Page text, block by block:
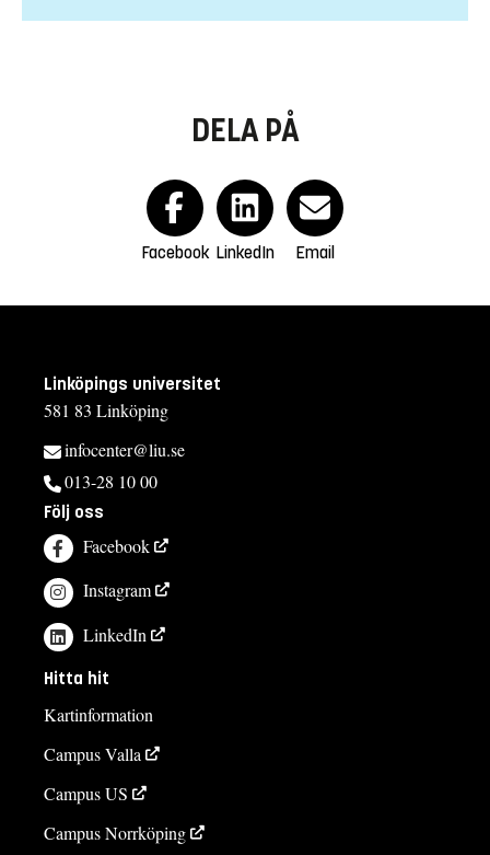
DELA PÅ
Facebook LinkedIn Email
Linköpings universitet
581 83 Linköping
infocenter@liu.se
013-28 10 00
Följ oss
Facebook
Instagram
LinkedIn
Hitta hit
Kartinformation
Campus Valla
Campus US
Campus Norrköping